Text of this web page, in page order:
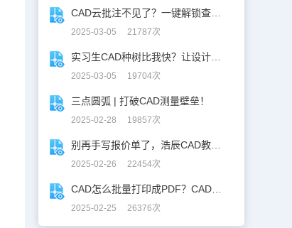
2025-03-05 21787次
2025-03-05 19704次
三点圆弧 | 打破CAD测量壁垒！
2025-02-28 19857次
2025-02-26 22454次
2025-02-25 26376次